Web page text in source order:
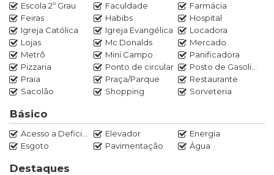
Escola 2º Grau
Faculdade
Farmácia
Feiras
Habibs
Hospital
Igreja Católica
Igreja Evangélica
Locadora
Lojas
Mc Donalds
Mercado
Metrô
Mini Campo
Panificadora
Pizzaria
Ponto de circular
Posto de Gasolina
Praia
Praça/Parque
Restaurante
Sacolão
Shopping Sorveteria
Básico
Acesso a Deficientes Elevador
Energia
Esgoto
Pavimentação Água
Destaques